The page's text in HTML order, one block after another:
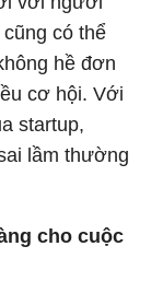
có thể
hề đơn
cơ hội. Với
startup,
lầm thường
cho cuộc